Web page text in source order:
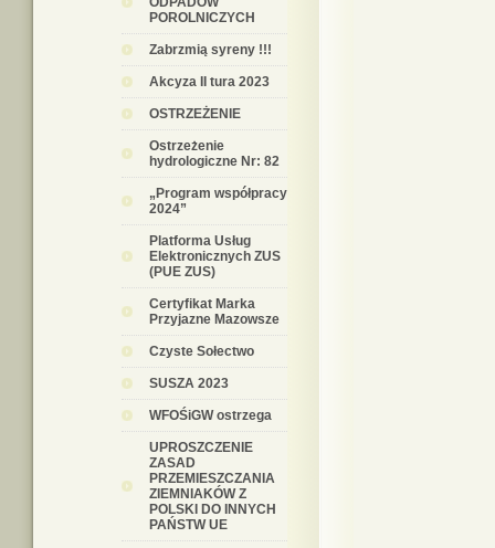
POROLNICZYCH
Zabrzmią syreny !!!
Akcyza II tura 2023
OSTRZEŻENIE
Ostrzeżenie
hydrologiczne Nr: 82
„Program współpracy
2024”
Platforma Usług
Elektronicznych ZUS
(PUE ZUS)
Certyfikat Marka
Przyjazne Mazowsze
Czyste Sołectwo
SUSZA 2023
WFOŚiGW ostrzega
UPROSZCZENIE
ZASAD
PRZEMIESZCZANIA
ZIEMNIAKÓW Z
POLSKI DO INNYCH
PAŃSTW UE